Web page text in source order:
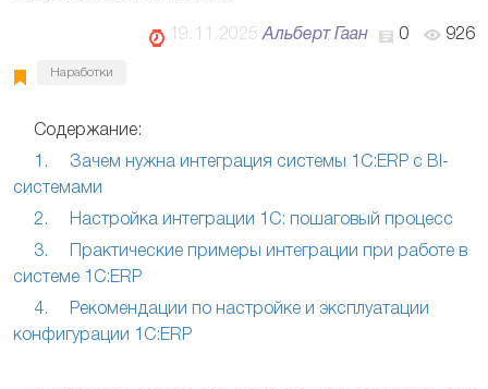
0 926
19.11.2025 Альберт Гаан
Наработки
Содержание:
1. Зачем нужна интеграция системы 1С:ERP с BI-
системами
2. Настройка интеграции 1С: пошаговый процесс
3. Практические примеры интеграции при работе в
системе 1С:ERP
4. Рекомендации по настройке и эксплуатации
конфигурации 1С:ERP